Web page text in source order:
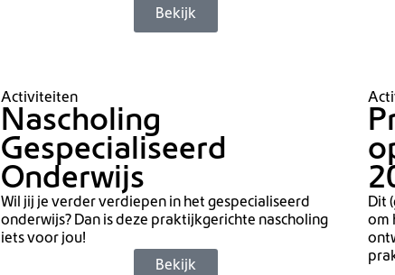
Bekijk
Activiteiten
Nascholing
Gespecialiseerd
Onderwijs
Wil jij je verder verdiepen in het gespecialiseerd
onderwijs? Dan is deze praktijkgerichte nascholing
iets voor jou!
Bekijk
Dit
om